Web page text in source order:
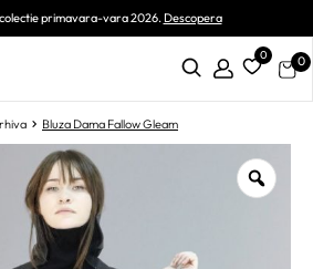
primavara-vara 2026.Descopera
0 0
Bluza Dama Fallow Gleam